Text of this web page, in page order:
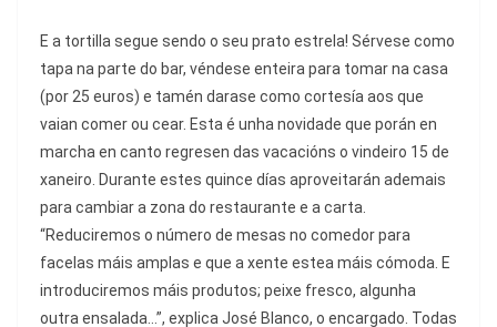
E a tortilla segue sendo o seu prato estrela! Sérvese como
tapa na parte do bar, véndese enteira para tomar na casa
(por 25 euros) e tamén darase como cortesía aos que
vaian comer ou cear. Esta é unha novidade que porán en
marcha en canto regresen das vacacións o vindeiro 15 de
xaneiro. Durante estes quince días aproveitarán ademais
para cambiar a zona do restaurante e a carta.
“Reduciremos o número de mesas no comedor para
facelas máis amplas e que a xente estea máis cómoda. E
introduciremos máis produtos; peixe fresco, algunha
outra ensalada…”, explica José Blanco, o encargado. Todas